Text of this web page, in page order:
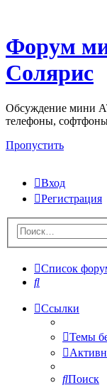
Форум
Солярис
Обсуждение мини
телефоны,
Пропустить
Вход
Регистрация
Список
Поиск
Ссылки
Темы
Поиск